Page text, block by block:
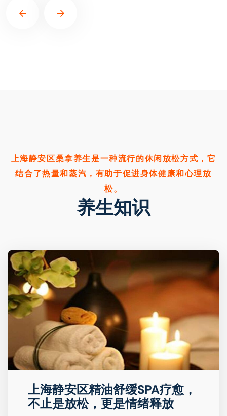
上海静安区桑拿养生是一种流行的休闲放松方式，它
结合了热量和蒸汽，有助于促进身体健康和心理放
松。
养生知识
上海静安区精油舒缓SPA疗愈，
不止是放松，更是情绪释放